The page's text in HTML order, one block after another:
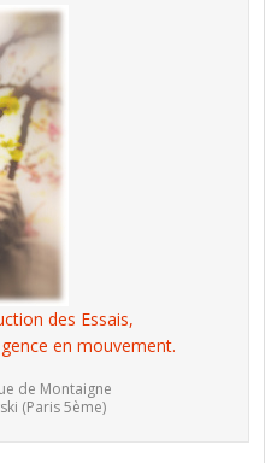
des Essais,
en mouvement.
de Montaigne
(Paris 5ème)